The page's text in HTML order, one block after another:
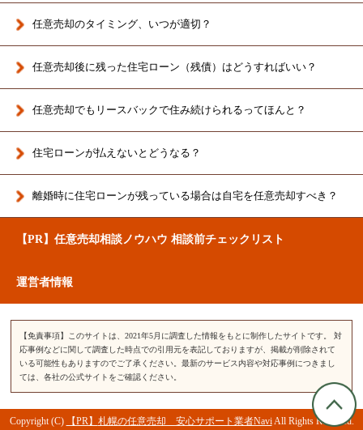
任意売却のタイミング、いつが適切？
任意売却後に残った住宅ローン（残債）はどうすればいい？
任意売却でもリースバックで住み続けられるってほんと？
住宅ローンが払えないとどうなる？
離婚時に住宅ローンが残っている場合は自宅を任意売却すべき？
【PR】任意売却相談ノウハウ 相談前チェックリスト
運営者情報
【免責事項】このサイトは、2021年5月に調査した情報をもとに制作したサイトです。 対
応事例などに関して調査した時点での引用元を表記しておりますが、掲載が削除されて
いる可能性もありますのでご了承ください。最新のサービス内容や対応事例につきまし
ては、各社の公式サイトをご確認ください。
Copyright (C) 札幌の任意売却 安心サポート業者NaviAll Rights Reserved.